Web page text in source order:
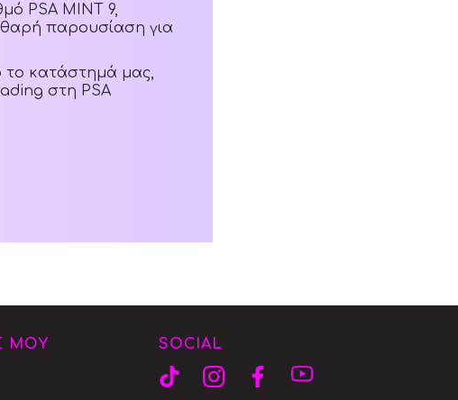
PSA MINT 9,
παρουσίαση για
το κατάστημά μας,
στη PSA
ΜΟΥ SOCIAL